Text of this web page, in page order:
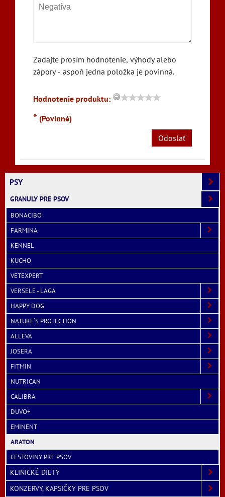
Zadajte prosím hodnotenie, výhody alebo
zápory - aspoň jedna položka je povinná.
Hodnotenie produktu:
* (Povinné)
Odoslať
PSY
GRANULY PRE PSOV
BONACIBO
FARMINA
KENNEL
KUCHO
VETEXPERT
VERSELE - LAGA
HAPPY DOG
NATURE´S PROTECTION
ALLEVA
JOSERA
FITMIN
NUTRICAN
CALIBRA
DUVO+
EMINENT
ARATON
CESTOVINY PRE PSOV
KLINICKÉ DIETY
KONZERVY, KAPSIČKY PRE PSOV